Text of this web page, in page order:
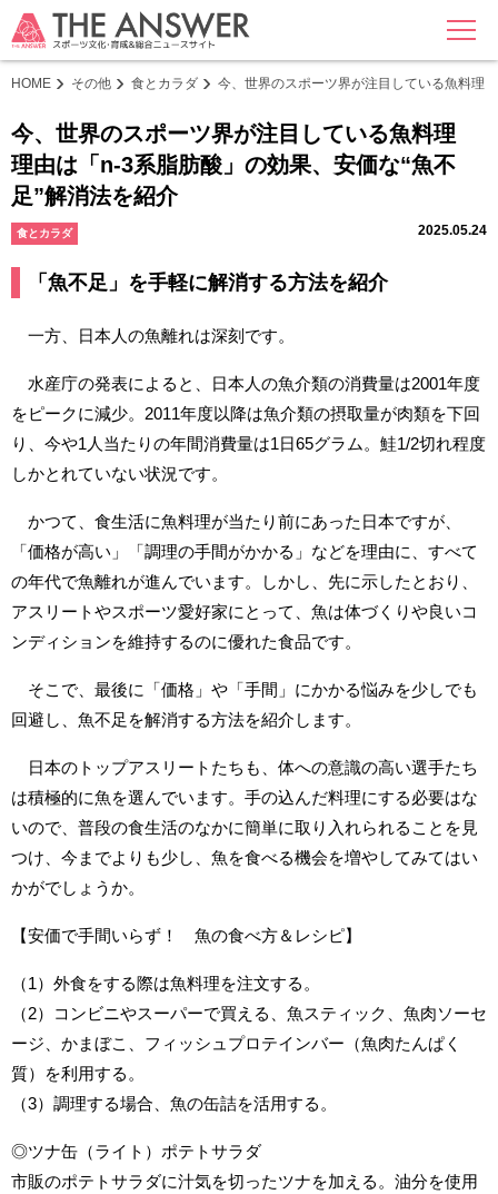
MENU
HOME その他 食とカラダ 今、世界のスポーツ界が注目している魚料理
今、世界のスポーツ界が注目している魚料理
理由は「n-3系脂肪酸」の効果、安価な“魚不
足”解消法を紹介
食とカラダ 2025.05.24
「魚不足」を手軽に解消する方法を紹介
一方、日本人の魚離れは深刻です。
水産庁の発表によると、日本人の魚介類の消費量は2001年度
をピークに減少。2011年度以降は魚介類の摂取量が肉類を下回
り、今や1人当たりの年間消費量は1日65グラム。鮭1/2切れ程度
しかとれていない状況です。
かつて、食生活に魚料理が当たり前にあった日本ですが、
「価格が高い」「調理の手間がかかる」などを理由に、すべて
の年代で魚離れが進んでいます。しかし、先に示したとおり、
アスリートやスポーツ愛好家にとって、魚は体づくりや良いコ
ンディションを維持するのに優れた食品です。
そこで、最後に「価格」や「手間」にかかる悩みを少しでも
回避し、魚不足を解消する方法を紹介します。
日本のトップアスリートたちも、体への意識の高い選手たち
は積極的に魚を選んでいます。手の込んだ料理にする必要はな
いので、普段の食生活のなかに簡単に取り入れられることを見
つけ、今までよりも少し、魚を食べる機会を増やしてみてはい
かがでしょうか。
【安価で手間いらず！ 魚の食べ方＆レシピ】
（1）外食をする際は魚料理を注文する。
（2）コンビニやスーパーで買える、魚スティック、魚肉ソーセ
ージ、かまぼこ、フィッシュプロテインバー（魚肉たんぱく
質）を利用する。
（3）調理する場合、魚の缶詰を活用する。
◎ツナ缶（ライト）ポテトサラダ
市販のポテトサラダに汁気を切ったツナを加える。油分を使用